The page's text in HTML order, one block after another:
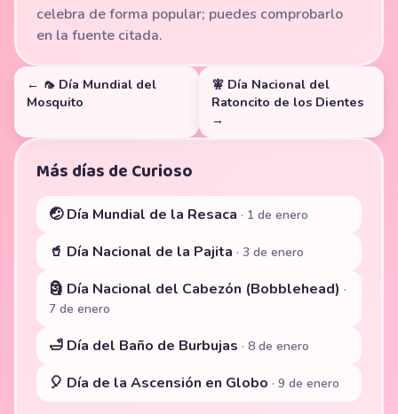
celebra de forma popular; puedes comprobarlo
en la fuente citada.
← 🦟 Día Mundial del
Mosquito
🧚 Día Nacional del
Ratoncito de los Dientes
→
Más días de Curioso
🤕 Día Mundial de la Resaca · 1 de enero
🥤 Día Nacional de la Pajita · 3 de enero
🗿 Día Nacional del Cabezón (Bobblehead) ·
7 de enero
🛁 Día del Baño de Burbujas · 8 de enero
🎈 Día de la Ascensión en Globo · 9 de enero